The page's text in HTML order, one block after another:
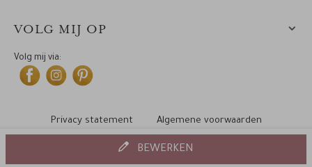
BEWERKEN
VOLG MIJ OP
Volg mij via:
Privacy statement
Algemene voorwaarden
Cookiebeleid
© 2010-2025 Leintjes